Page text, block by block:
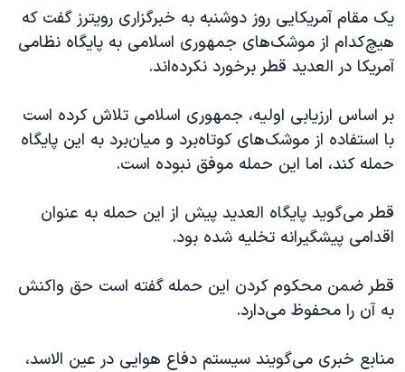
نرگس محمدی برنده جایزه نوبل صلح
همایش محافظه‌کاران آمریکا «سی‌پک»
سفر پرزیدنت ترامپ به چین
یک مقام آمریکایی روز دوشنبه به خبرگزاری رویترز گفت که
هیچ‌کدام از موشک‌های جمهوری اسلامی به پایگاه نظامی
آمریکا در العدید قطر برخورد نکرده‌اند.
بر اساس ارزیابی اولیه، جمهوری اسلامی تلاش کرده است
با استفاده از موشک‌های کوتاه‌برد و میان‌برد به این پایگاه
حمله کند، اما این حمله موفق نبوده است.
قطر می‌گوید پایگاه العدید پیش از این حمله به عنوان
اقدامی پیشگیرانه تخلیه شده بود.
قطر ضمن محکوم کردن این حمله گفته است حق واکنش
به آن را محفوظ می‌دارد.
منابع خبری می‌گویند سیستم دفاع هوایی در عین الاسد،